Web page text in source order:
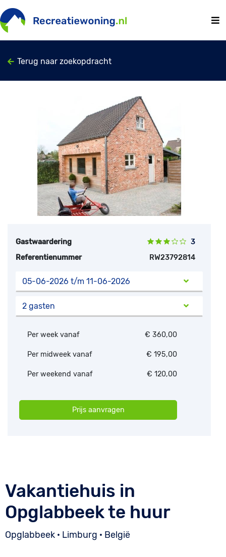
Terug naar zoekopdracht
Gastwaardering
3
Referentienummer
RW23792814
05-06-2026 t/m 11-06-2026
2 gasten
Per week vanaf € 360,00
Per midweek vanaf € 195,00
Per weekend vanaf € 120,00
Prijs aanvragen
Vakantiehuis in
Opglabbeek te huur
Opglabbeek · Limburg · België